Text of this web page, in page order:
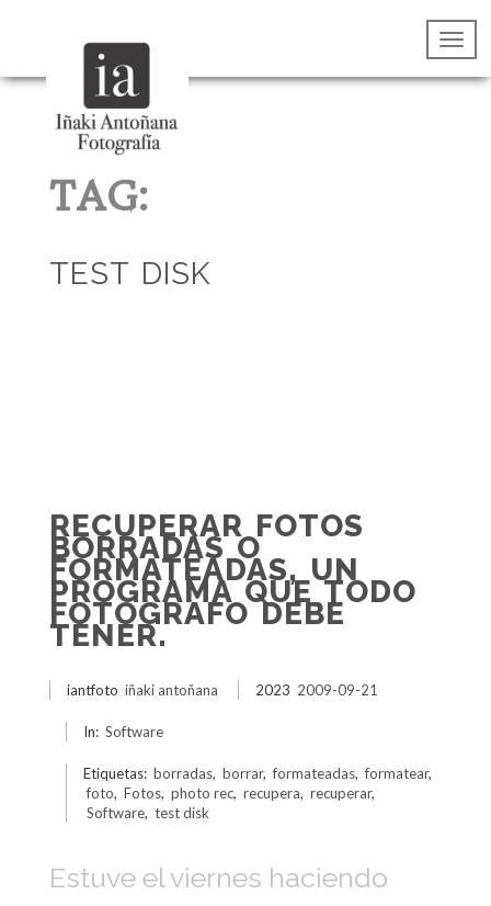
TAG:
TEST DISK
RECUPERAR FOTOS
BORRADAS O
FORMATEADAS, UN
PROGRAMA QUE TODO
FOTOGRAFO DEBE
TENER.
iantfoto iñaki antoñana 2023 2009-09-21
In: Software
Etiquetas: borradas, borrar, formateadas, formatear,
foto, Fotos, photo rec, recupera, recuperar,
Software, test disk
Estuve el viernes haciendo